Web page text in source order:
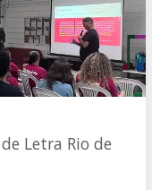
Letra Rio de